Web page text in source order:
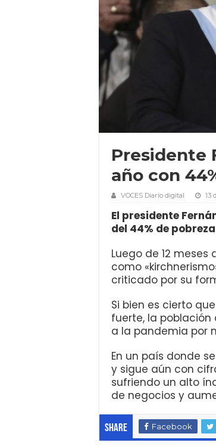
Presidente
año con
VOCES Diario digital 13
El presidente
del 44% de
Luego de 12
como
criticado por su
Si bien es cierto
fuerte, la
a la pandemia por
En un país donde
y sigue aún con
sufriendo un alto
de negocios y
Share Facebook